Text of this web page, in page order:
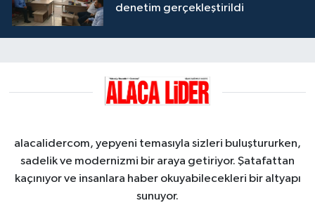
denetim gerçekleştirildi
alacalidercom, yepyeni temasıyla sizleri buluştururken,
sadelik ve modernizmi bir araya getiriyor. Şatafattan
kaçınıyor ve insanlara haber okuyabilecekleri bir altyapı
sunuyor.